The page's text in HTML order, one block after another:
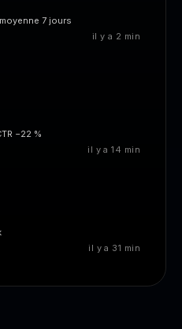
7 jours
il y a 2 min
−22 %
il y a 14 min
il y a 31 min